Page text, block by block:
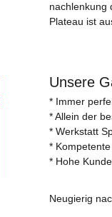
nachlenkung
Plateau ist
Unsere
* Immer
* Allein der
* Werkstatt
*
* Hohe
Neugierig